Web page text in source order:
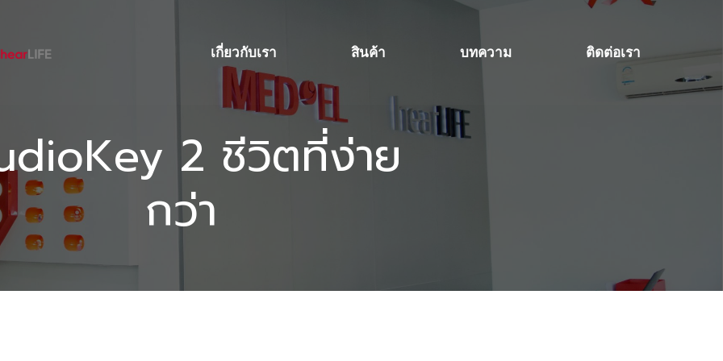
เกี่ยวกับเรา สินค้า บทความ ติดต่อเรา
2 ชีวิตที่ง่าย
กว่า